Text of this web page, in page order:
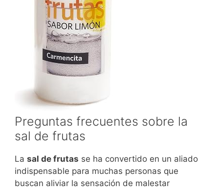
Preguntas frecuentes sobre la
sal de frutas
La sal de frutas se ha convertido en un aliado
indispensable para muchas personas que
buscan aliviar la sensación de malestar